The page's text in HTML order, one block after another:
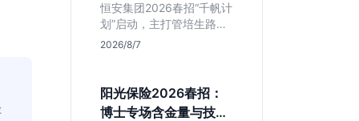
恒安集团2026春招“千帆计
划”启动，主打管培生路
线。本文解析老牌快消巨
限，帮你判断是否值得投
递。
2026/8/7
阳光保险2026春招：
博士专场含金量与技术